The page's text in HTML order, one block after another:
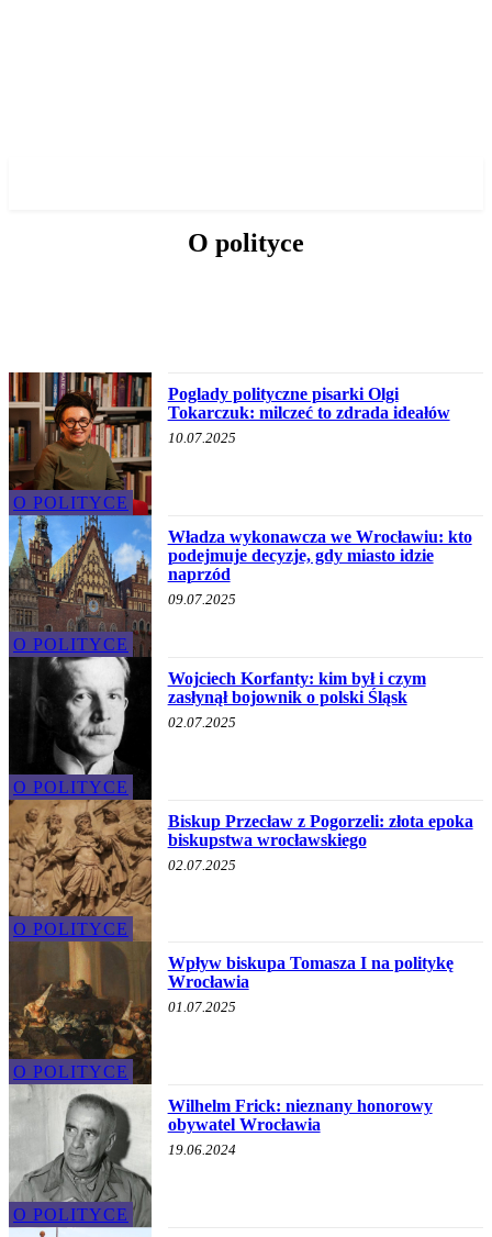
O polityce
O POLITYCE
Poglady polityczne pisarki Olgi
Tokarczuk: milczeć to zdrada ideałów
10.07.2025
O POLITYCE
Władza wykonawcza we Wrocławiu: kto
podejmuje decyzje, gdy miasto idzie
naprzód
09.07.2025
O POLITYCE
Wojciech Korfanty: kim był i czym
zasłynął bojownik o polski Śląsk
02.07.2025
O POLITYCE
Biskup Przecław z Pogorzeli: złota epoka
biskupstwa wrocławskiego
02.07.2025
O POLITYCE
Wpływ biskupa Tomasza I na politykę
Wrocławia
01.07.2025
O POLITYCE
Wilhelm Frick: nieznany honorowy
obywatel Wrocławia
19.06.2024